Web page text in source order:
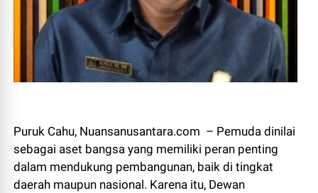
Puruk Cahu, Nuansanusantara.com – Pemuda dinilai
sebagai aset bangsa yang memiliki peran penting
dalam mendukung pembangunan, baik di tingkat
daerah maupun nasional. Karena itu, Dewan